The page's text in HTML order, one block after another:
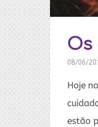
Os
08/06/
Hoje
estão